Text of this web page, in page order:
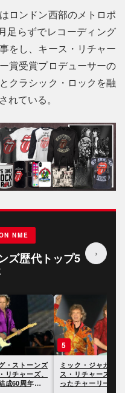
ロンドン西部のメトロポ
足らずでレコーディング
をし、キース・リチャー
賞受賞プロデューサーの
クラシック・ロックを融
れている。
NME
ズ歴代トップ5
›
・ストーンズ
リチャーズ、
成60周年につ
5
ミック・ジャガー
ス・リチャーズ、
ったチャーリー・